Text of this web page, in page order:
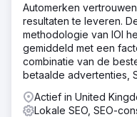
Automerken
resultaten te leveren.
methodologie van IOI
gemiddeld met een
combinatie van de
betaalde advertenties,
Actief in United
Lokale SEO, SEO-